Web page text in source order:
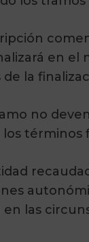
en el
la
no
términos
las